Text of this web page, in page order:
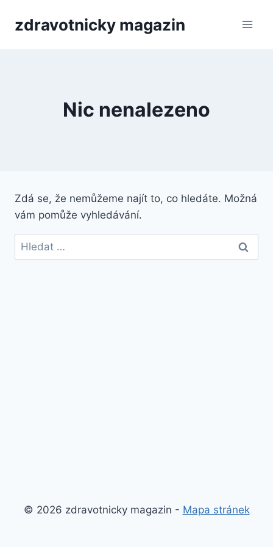
zdravotnicky magazin
Nic nenalezeno
Zdá se, že nemůžeme najít to, co hledáte. Možná
vám pomůže vyhledávání.
Vyhledávání
© 2026 zdravotnicky magazin - Mapa stránek